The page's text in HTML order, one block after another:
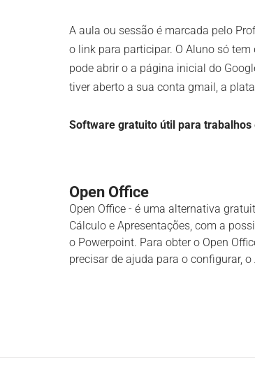
A aula ou sessão é marcada pelo
o link para participar. O Aluno só
pode abrir o a página inicial do
tiver aberto a sua conta gmail, a
Software gratuito útil para trabalhos
Open Office
Open Office - é uma alternativa
Cálculo e Apresentações, com a
o Powerpoint. Para obter o Open
precisar de ajuda para o configurar,